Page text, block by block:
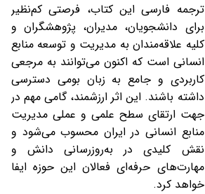
ترجمه فارسی این کتاب، فرصتی کم‌نظیر
برای دانشجویان، مدیران، پژوهشگران و
کلیه علاقه‌مندان به مدیریت و توسعه منابع
انسانی است که اکنون می‌توانند به مرجعی
کاربردی و جامع به زبان بومی دسترسی
داشته باشند. این اثر ارزشمند، گامی مهم در
جهت ارتقای سطح علمی و عملی مدیریت
منابع انسانی در ایران محسوب می‌شود و
نقش کلیدی در به‌روزرسانی دانش و
مهارت‌های حرفه‌ای فعالان این حوزه ایفا
خواهد کرد.